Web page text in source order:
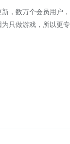
，数万个会员用户，
只做游戏，所以更专